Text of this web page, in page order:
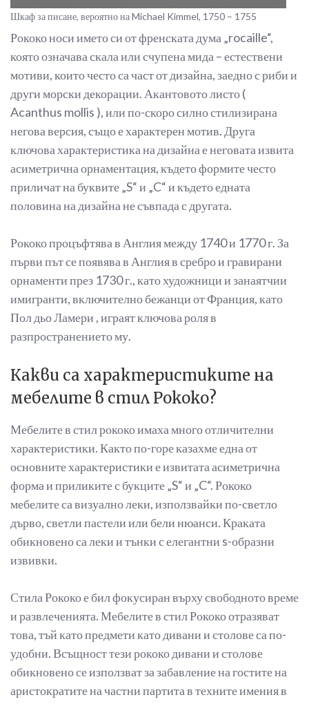
Шкаф за писане, вероятно на Michael Kimmel, 1750 – 1755
Рококо носи името си от френската дума „rocaille“,
която означава скала или счупена мида – естествени
мотиви, които често са част от дизайна, заедно с риби и
други морски декорации. Акантовото листо (
Acanthus mollis ), или по-скоро силно стилизирана
негова версия, също е характерен мотив. Друга
ключова характеристика на дизайна е неговата извита
асиметрична орнаментация, където формите често
приличат на буквите „S“ и „C“ и където едната
половина на дизайна не съвпада с другата.
Рококо процъфтява в Англия между 1740 и 1770 г. За
първи път се появява в Англия в сребро и гравирани
орнаменти през 1730 г., като художници и занаятчии
имигранти, включително бежанци от Франция, като
Пол дьо Ламери , играят ключова роля в
разпространението му.
Какви са характеристиките на
мебелите в стил Рококо?
Мебелите в стил рококо имаха много отличителни
характеристики. Както по-горе казахме една от
основните характеристики е извитата асиметрична
форма и приликите с букците „S“ и „C“. Рококо
мебелите са визуално леки, използвайки по-светло
дърво, светли пастели или бели нюанси. Краката
обикновено са леки и тънки с елегантни s-образни
извивки.
Стила Рококо е бил фокусиран върху свободното време
и развлеченията. Мебелите в стил Рококо отразяват
това, тъй като предмети като дивани и столове са по-
удобни. Всъщност тези рококо дивани и столове
обикновено се използват за забавление на гостите на
аристократите на частни партита в техните имения в